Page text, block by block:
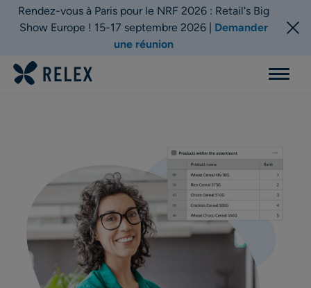
Rendez-vous à Paris pour le NRF 2026 : Retail's Big
Show Europe ! 15-17 septembre 2026 | Demander
une réunion
Menu